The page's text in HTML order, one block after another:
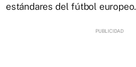
estándares del fútbol europeo.